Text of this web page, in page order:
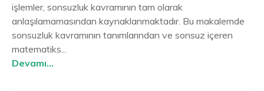
işlemler, sonsuzluk kavramının tam olarak
anlaşılamamasından kaynaklanmaktadır. Bu makalemde
sonsuzluk kavramının tanımlarından ve sonsuz içeren
matematiks...
Devamı...